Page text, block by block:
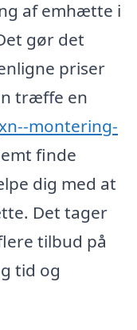
af emhætte i
gør det
priser
træffe en
montering-
finde
dig med at
Det tager
tilbud på
tid og